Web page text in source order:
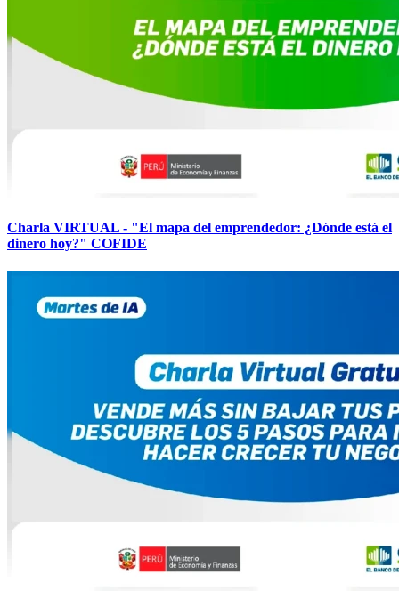
Charla VIRTUAL - "El mapa del emprendedor: ¿Dónde está el
dinero hoy?" COFIDE